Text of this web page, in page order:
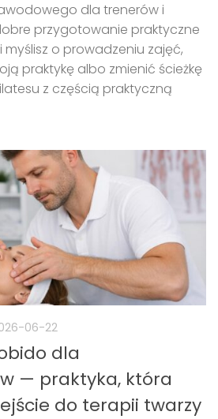
dla trenerów i
przygotowanie praktyczne
myślisz o prowadzeniu zajęć,
praktykę albo zmienić ścieżkę
z częścią praktyczną
06-22
dla
— praktyka, która
do terapii twarzy